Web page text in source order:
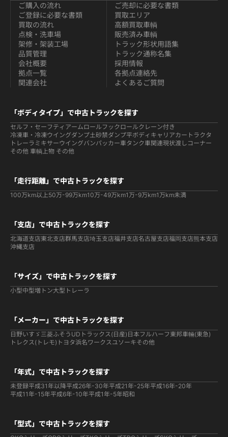
ご購入の流れ
ご登録に必要な書類
買取の流れ
ご売却に必要な書類
買取エリア
高額買取車輌
点検・洗車場
架修・架装工場
品質管理
販売済み車輌
トラック形状用語集
トラック通称名集
会社概要
拠点一覧
関連会社
採用情報
各拠点連絡先
よくあるご質問
「ボディタイプ」で中古トラックを探す
セルフ・セーフティ アームロールフックロールクレーン付き
冷凍車・冷凍ウイングダンプ土砂禁ダンプ平ボディ キャリアカー トラクタ
トレーラ ミキサーウイングバンパッカー車タンク車関連現状渡しコーナー
その他 車輌上物 その他
「走行距離」で中古トラックを探す
100万km以上50万-99万km10万-49万km1万-9万km1万km未満
「支店」で中古トラックを探す
北海道支店東北支店群馬支店埼玉支店福井支店名古屋支店福岡支店熊本支店
沖縄支店
「サイズ」で中古トラックを探す
小型中型増トン大型 トレーラ
「メーカー」で中古トラックを探す
日野いすゞ 三菱ふそう UDトラックス(日産) 日本フルハーフ 東邦車輛(東急)
トレクス(トレモ) トヨタ浜名ワークスユソーキその他
「年式」で中古トラックを探す
未登録平成31年以降平成26年-30年平成21年-25年平成16年-20年
平成11年-15年平成6年-10年平成1年-5年昭和
「型式」で中古トラックを探す